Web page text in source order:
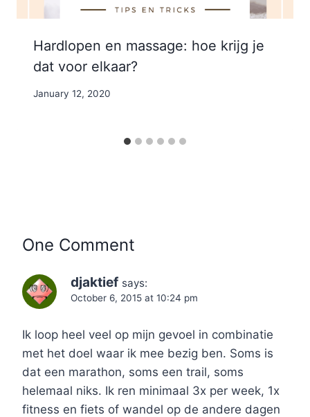
Hardlopen en massage: hoe krijg je
dat voor elkaar?
By
January 12, 2020
One Comment
djaktief says:
October 6, 2015 at 10:24 pm
Ik loop heel veel op mijn gevoel in combinatie
met het doel waar ik mee bezig ben. Soms is
dat een marathon, soms een trail, soms
helemaal niks. Ik ren minimaal 3x per week, 1x
fitness en fiets of wandel op de andere dagen